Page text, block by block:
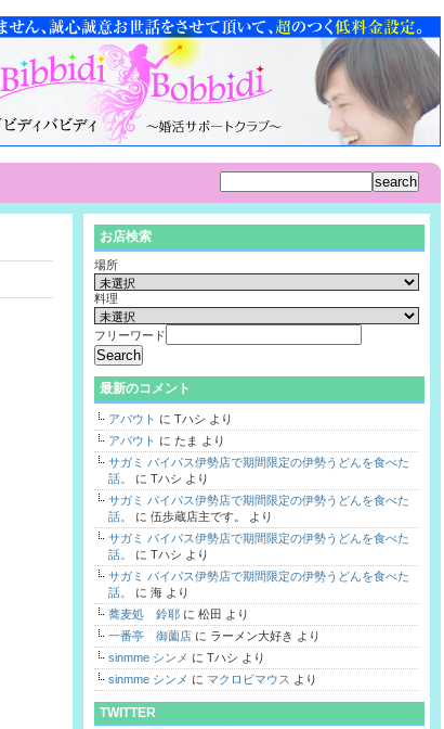
お店検索
場所
料理
フリーワード
最新のコメント
アバウト に Tハシ より
アバウト に たま より
サガミ バイパス伊勢店で期間限定の伊勢うどんを食べた
話。
に Tハシ より
サガミ バイパス伊勢店で期間限定の伊勢うどんを食べた
話。
に 伍歩蔵店主です。
より
サガミ バイパス伊勢店で期間限定の伊勢うどんを食べた
話。
に Tハシ より
サガミ バイパス伊勢店で期間限定の伊勢うどんを食べた
話。
に 海 より
蕎麦処 鈴耶 に 松田 より
一番亭 御薗店 に ラーメン大好き より
sinmme シンメ に Tハシ より
sinmme シンメ に マクロビマウス より
TWITTER